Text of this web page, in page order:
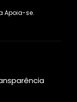
Apoia-se.